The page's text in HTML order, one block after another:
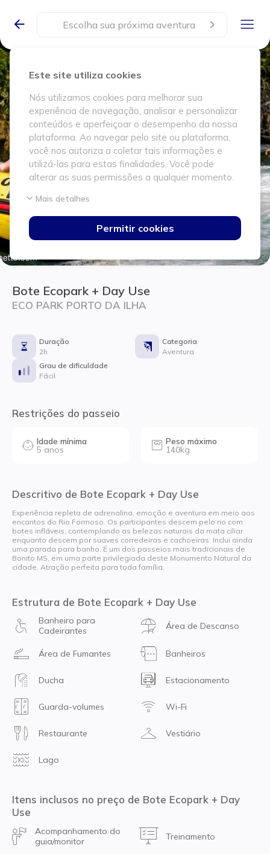
Este site utiliza cookies
Nós utilizamos cookies para melhorar sua
experiência de navegação, analisar e personalizar
conteúdos e aperfeiçoar o desempenho da nossa
plataforma. Ao navegar pelo site ou plataforma,
você nos autoriza a coletar tais informações e
utilizá-las para estas finalidades. Você pode
alterar as suas permissões a qualquer momento.
Mais detalhes
Permitir cookies
Escolha sua próxima aventura
Bote Ecopark + Day Use
ECO PARK PORTO DA ILHA
Duração
2h
Categoria
Aventura
Grau de dificuldade
Fácil
Restrições do passeio
Idade mínima
5 anos
Peso máximo
140kg
Descritivo de Bote Ecopark + Day Use
Experiência repleta de adrenalina, emoção e aventura em meio aos
encantos do Rio Formoso. Os participantes descem pelo rio com
botes infláveis, contemplando as belezas naturais da mata ciliar
enquanto descem por suaves corredeiras e cachoeiras. Inclui ainda
uma parada para banho. É um dos passeios mais tradicionais de
Bonito MS, em uma parte privilegiada deste Monumento Natural da
cidade. Atração perfeita para toda família.
Estrutura de Bote Ecopark + Day Use
Banheiro para
Cadeirantes
Área de Descanso
Área de Fumantes Banheiros
Ducha Estacionamento
Guarda-volumes Wi-Fi
Restaurante Vestiário
Lago
Itens inclusos no preço de Bote Ecopark + Day
Use
Acompanhamento do
guia/monitor
Treinamento